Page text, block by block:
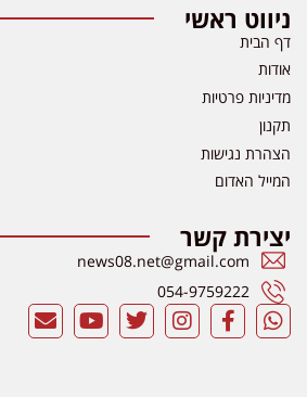
ניווט ראשי
דף הבית
אודות
מדיניות פרטיות
תקנון
הצהרת נגישות
המייל האדום
יצירת קשר
news08.net@gmail.com
054-9759222